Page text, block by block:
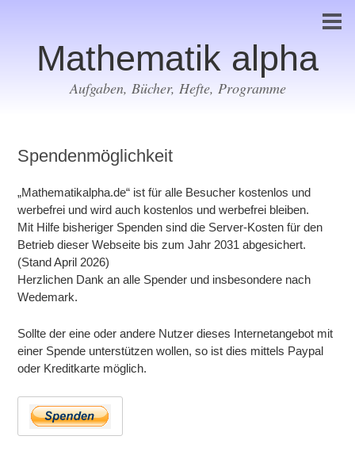
Mathematik alpha
Aufgaben, Bücher, Hefte, Programme
Spendenmöglichkeit
„Mathematikalpha.de“ ist für alle Besucher kostenlos und
werbefrei und wird auch kostenlos und werbefrei bleiben.
Mit Hilfe bisheriger Spenden sind die Server-Kosten für den
Betrieb dieser Webseite bis zum Jahr 2031 abgesichert.
(Stand April 2026)
Herzlichen Dank an alle Spender und insbesondere nach
Wedemark.
Sollte der eine oder andere Nutzer dieses Internetangebot mit
einer Spende unterstützen wollen, so ist dies mittels Paypal
oder Kreditkarte möglich.